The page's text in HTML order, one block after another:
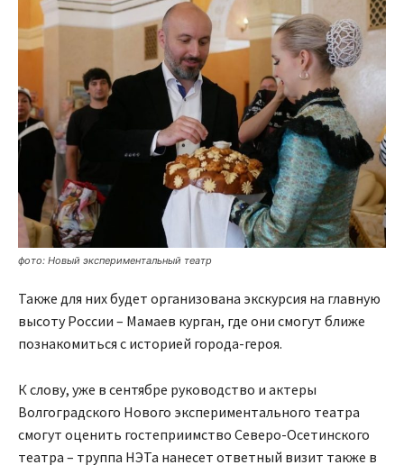
фото: Новый экспериментальный театр
Также для них будет организована экскурсия на главную
высоту России – Мамаев курган, где они смогут ближе
познакомиться с историей города-героя.
К слову, уже в сентябре руководство и актеры
Волгоградского Нового экспериментального театра
смогут оценить гостеприимство Северо-Осетинского
театра – труппа НЭТа нанесет ответный визит также в